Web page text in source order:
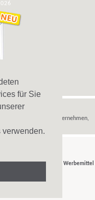
für Sie
nur an Unternehmen,
Werbemittel